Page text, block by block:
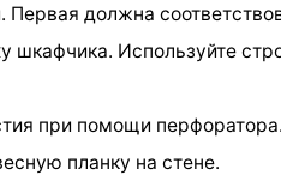
Первая должна
шкафчика. Используйте
при помощи
планку на стене.